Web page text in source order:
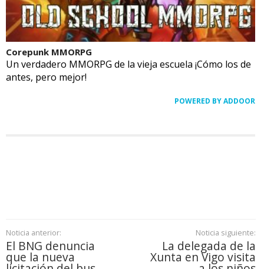
Corepunk MMORPG
Un verdadero MMORPG de la vieja escuela ¡Cómo los de
antes, pero mejor!
POWERED BY ADDOOR
Noticia anterior:
El BNG denuncia
que la nueva
Noticia siguiente:
La delegada de la
Xunta en Vigo visita